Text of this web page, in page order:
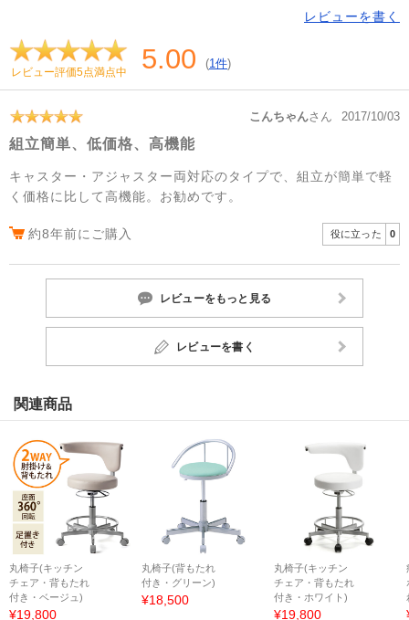
レビューを書く
レビュー評価5点満点中 5.00 (1件)
こんちゃんさん 2017/10/03
組立簡単、低価格、高機能
キャスター・アジャスター両対応のタイプで、組立が簡単で軽
く価格に比して高機能。お勧めです。
約8年前にご購入 役に立った 0
レビューをもっと見る
レビューを書く
関連商品
丸椅子(キッチン
チェア・背もたれ
付き・ベージュ)
¥19,800
丸椅子(背もたれ
付き・グリーン)
¥18,500
丸椅子(キッチン
チェア・背もたれ
付き・ホワイト)
¥19,800